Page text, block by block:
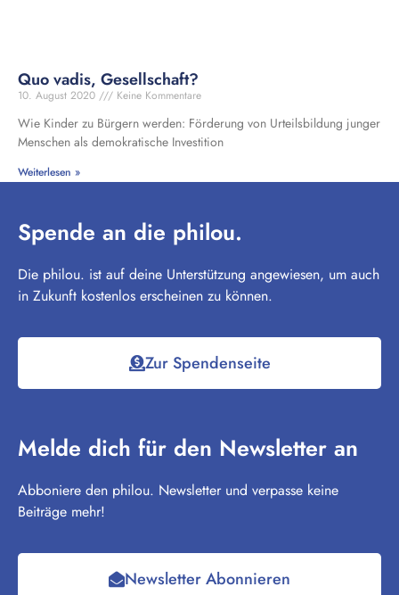
Quo vadis, Gesellschaft?
10. August 2020 Keine Kommentare
Wie Kinder zu Bürgern werden: Förderung von Urteilsbildung junger
Menschen als demokratische Investition
Weiterlesen »
Spende an die philou.
Die philou. ist auf deine Unterstützung angewiesen, um auch
in Zukunft kostenlos erscheinen zu können.
Zur Spendenseite
Melde dich für den Newsletter an
Abboniere den philou. Newsletter und verpasse keine
Beiträge mehr!
Newsletter Abonnieren